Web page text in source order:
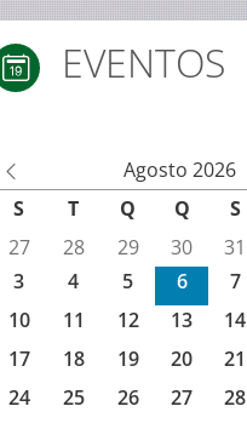
EVENTOS
M
An
te
rio
Agenda de eventos IEFPAgosto 2026
S
T Q Q S
27
28 29 30 31
3
4 5 6 7
10
11 12 13 14
17
18 19 20 21
24
25 26 27 28